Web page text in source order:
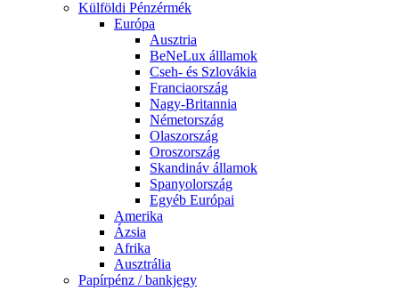
Külföldi Pénzérmék
Európa
Ausztria
BeNeLux álllamok
Cseh- és Szlovákia
Franciaország
Nagy-Britannia
Németország
Olaszország
Oroszország
Skandináv államok
Spanyolország
Egyéb Európai
Amerika
Ázsia
Afrika
Ausztrália
Papírpénz / bankjegy